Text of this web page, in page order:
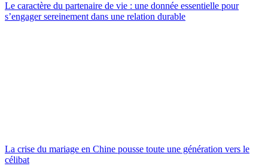
Le caractère du partenaire de vie : une donnée essentielle pour
s’engager sereinement dans une relation durable
La crise du mariage en Chine pousse toute une génération vers le
célibat